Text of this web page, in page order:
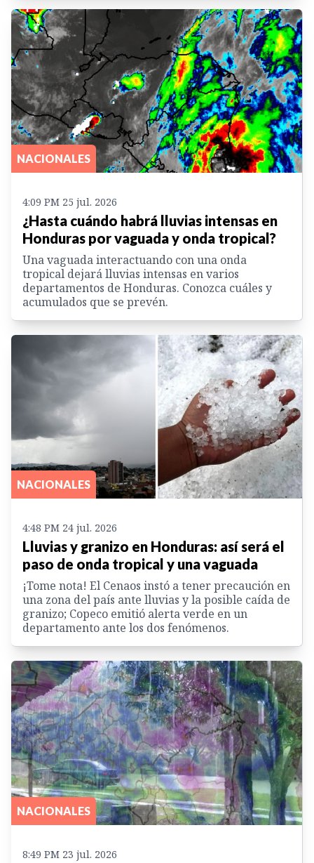
NACIONALES
4:09 PM 25 jul. 2026
¿Hasta cuándo habrá lluvias intensas en
Honduras por vaguada y onda tropical?
Una vaguada interactuando con una onda
tropical dejará lluvias intensas en varios
departamentos de Honduras. Conozca cuáles y
acumulados que se prevén.
NACIONALES
4:48 PM 24 jul. 2026
Lluvias y granizo en Honduras: así será el
paso de onda tropical y una vaguada
¡Tome nota! El Cenaos instó a tener precaución en
una zona del país ante lluvias y la posible caída de
granizo; Copeco emitió alerta verde en un
departamento ante los dos fenómenos.
NACIONALES
8:49 PM 23 jul. 2026